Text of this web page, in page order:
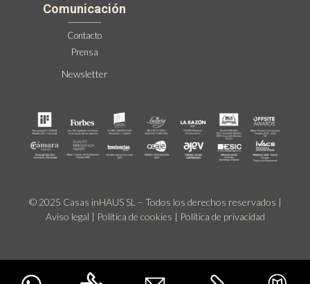
Comunicación
Contacto
Prensa
Newsletter
© 2025 Casas inHAUS SL – Todos los derechos reservados |
Aviso legal | Política de cookies | Política de privacidad